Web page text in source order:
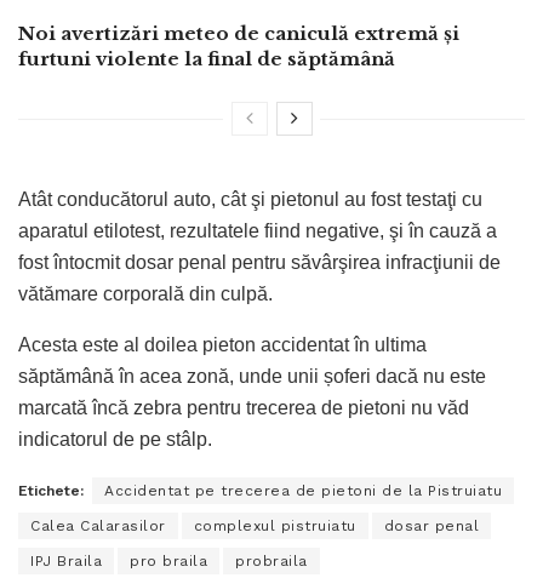
Noi avertizări meteo de caniculă extremă și
furtuni violente la final de săptămână
Atât conducătorul auto, cât şi pietonul au fost testaţi cu
aparatul etilotest, rezultatele fiind negative, şi în cauză a
fost întocmit dosar penal pentru săvârşirea infracţiunii de
vătămare corporală din culpă.
Acesta este al doilea pieton accidentat în ultima
săptămână în acea zonă, unde unii șoferi dacă nu este
marcată încă zebra pentru trecerea de pietoni nu văd
indicatorul de pe stâlp.
Etichete: Accidentat pe trecerea de pietoni de la Pistruiatu
Calea Calarasilor complexul pistruiatu dosar penal
IPJ Braila pro braila probraila